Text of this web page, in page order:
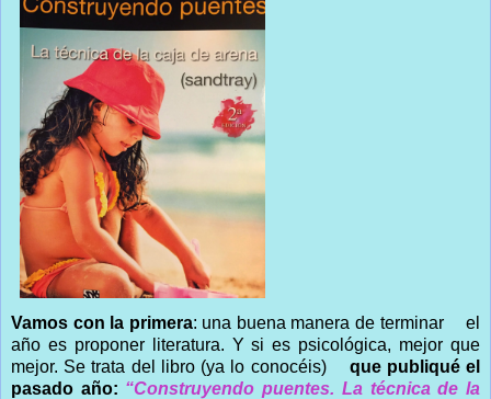
Vamos con la primera: una buena manera de terminar
el
año es proponer literatura. Y si es psicológica, mejor que
mejor. Se trata del libro (ya lo conocéis)
que publiqué el
pasado año: “Construyendo puentes. La técnica de la